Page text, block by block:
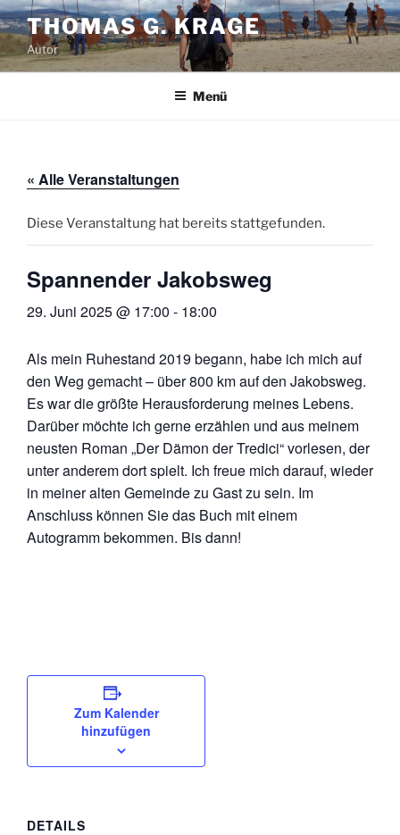
Zum
Inhalt
springen
THOMAS G. KRAGE
Autor
Menü
« Alle Veranstaltungen
Diese Veranstaltung hat bereits stattgefunden.
Spannender Jakobsweg
29. Juni 2025 @ 17:00 - 18:00
Als mein Ruhestand 2019 begann, habe ich mich auf
den Weg gemacht – über 800 km auf den Jakobsweg.
Es war die größte Herausforderung meines Lebens.
Darüber möchte ich gerne erzählen und aus meinem
neusten Roman „Der Dämon der Tredici“ vorlesen, der
unter anderem dort spielt. Ich freue mich darauf, wieder
in meiner alten Gemeinde zu Gast zu sein. Im
Anschluss können Sie das Buch mit einem
Autogramm bekommen. Bis dann!
Zum Kalender
hinzufügen
DETAILS